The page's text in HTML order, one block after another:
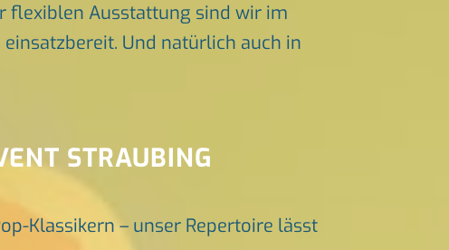
flexiblen Ausstattung sind wir im
Und natürlich auch in
STRAUBING
Klassikern – unser Repertoire lässt